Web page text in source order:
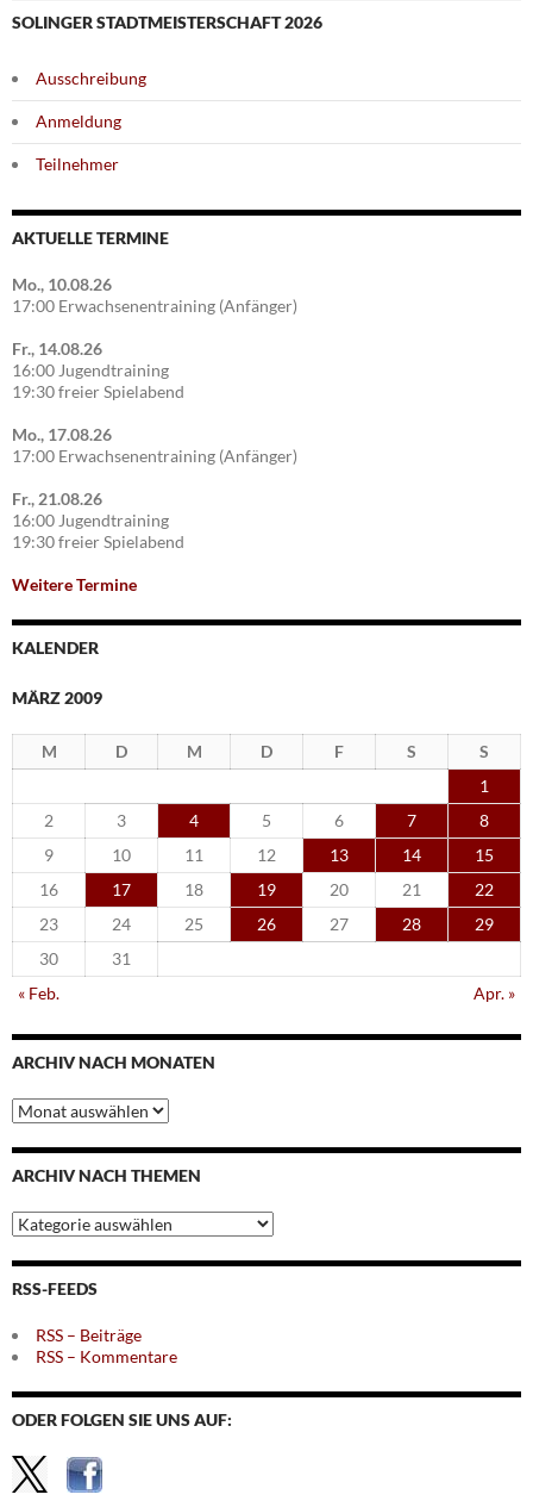
SOLINGER STADTMEISTERSCHAFT 2026
Ausschreibung
Anmeldung
Teilnehmer
AKTUELLE TERMINE
Mo., 10.08.26
17:00 Erwachsenentraining (Anfänger)
Fr., 14.08.26
16:00 Jugendtraining
19:30 freier Spielabend
Mo., 17.08.26
17:00 Erwachsenentraining (Anfänger)
Fr., 21.08.26
16:00 Jugendtraining
19:30 freier Spielabend
Weitere Termine
KALENDER
MÄRZ 2009
M D M D F S
S
1
2
3 4 5 6 7
8
9
10 11 12 13 14
15
16
17 18 19 20 21
22
23
24 25 26 27 28
29
30
31
« Feb.
Apr. »
ARCHIV NACH MONATEN
Archiv
nach
Monaten
ARCHIV NACH THEMEN
Archiv
nach
Themen
RSS-FEEDS
RSS – Beiträge
RSS – Kommentare
ODER FOLGEN SIE UNS AUF: